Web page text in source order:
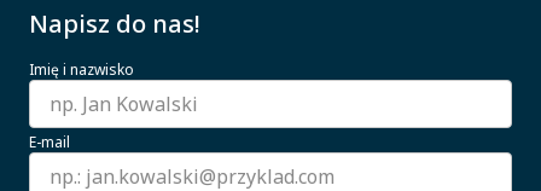
Napisz do nas!
Imię i nazwisko
E-mail